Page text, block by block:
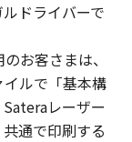
ドライバーで
お客さまは、
ルで「基本構
レーザー
通で印刷する